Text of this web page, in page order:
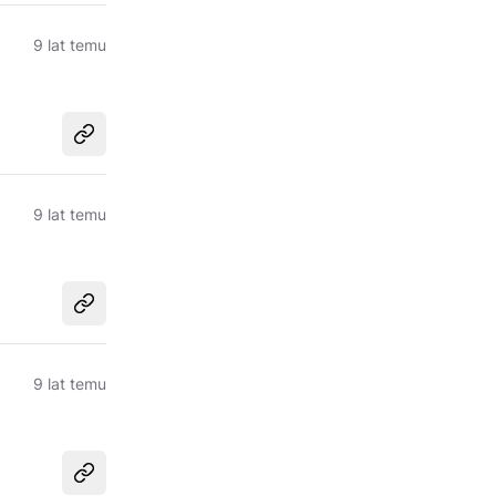
9 lat temu
Udostępnij
9 lat temu
Udostępnij
9 lat temu
Udostępnij